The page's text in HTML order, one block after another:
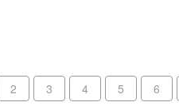
2 3 4 5 6